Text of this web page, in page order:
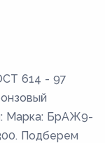
614 - 97
Марка: БрАЖ9-
Подберем